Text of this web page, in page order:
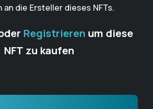
an die Ersteller dieses NFTs.
Registrieren um diese
NFT zu kaufen